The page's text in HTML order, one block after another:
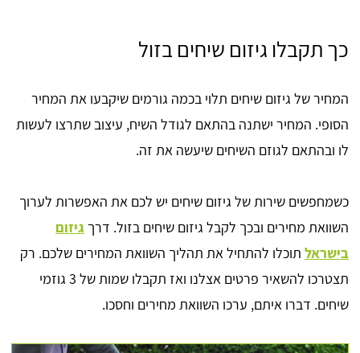
כך תקבלו גיזום שיחים בזול
המחיר של גיזום שיחים תלוי בכמה גורמים שיקבעו את המחיר
הסופי. המחיר ישתנה בהתאם לגודל השיח, עיצוב שתרצו לעשות
לו ובהתאם לגוזם השיחים שיעשה את זה.
כשמחפשים שירות של גיזום שיחים יש לכם את האפשרות לערוך
השוואת מחירים ובכך לקבל גיזום שיחים בזול. דרך גיזום
בישראל תוכלו להתחיל את תהליך השוואת המחירים שלכם. רק
תצטרכו להשאיר פרטים אצלנו ואז תקבלו שמות של 3 גוזמי
שיחים. דברו איתם, ערכו השוואת מחירים וחסכו.